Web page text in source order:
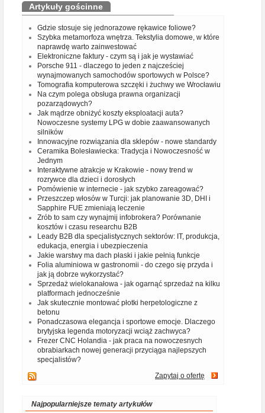
Artykuły gościnne
Gdzie stosuje się jednorazowe rękawice foliowe?
Szybka metamorfoza wnętrza. Tekstylia domowe, w które
naprawdę warto zainwestować
Elektroniczne faktury - czym są i jak je wystawiać
Porsche 911 - dlaczego to jeden z najcześciej
wynajmowanych samochodów sportowych w Polsce?
Tomografia komputerowa szczęki i żuchwy we Wrocławiu
Na czym polega obsługa prawna organizacji
pozarządowych?
Jak mądrze obniżyć koszty eksploatacji auta?
Nowoczesne systemy LPG w dobie zaawansowanych
silników
Innowacyjne rozwiązania dla sklepów - nowe standardy
Ceramika Bolesławiecka: Tradycja i Nowoczesność w
Jednym
Interaktywne atrakcje w Krakowie - nowy trend w
rozrywce dla dzieci i dorosłych
Pomówienie w internecie - jak szybko zareagować?
Przeszczep włosów w Turcji: jak planowanie 3D, DHI i
Sapphire FUE zmieniają leczenie
Zrób to sam czy wynajmij infobrokera? Porównanie
kosztów i czasu researchu B2B
Leady B2B dla specjalistycznych sektorów: IT, produkcja,
edukacja, energia i ubezpieczenia
Jakie warstwy ma dach płaski i jakie pełnią funkcje
Folia aluminiowa w gastronomii - do czego się przyda i
jak ją dobrze wykorzystać?
Sprzedaż wielokanałowa - jak ogarnąć sprzedaż na kilku
platformach jednocześnie
Jak skutecznie montować płotki herpetologiczne z
betonu
Ponadczasowa elegancja i sportowe emocje. Dlaczego
brytyjska legenda motoryzacji wciąż zachwyca?
Frezer CNC Holandia - jak praca na nowoczesnych
obrabiarkach nowej generacji przyciąga najlepszych
specjalistów?
Zapytaj o ofertę
Najpopularniejsze tematy artykułów